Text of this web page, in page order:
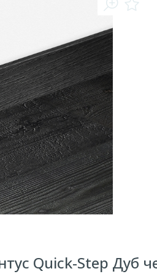
Quick-Step Дуб